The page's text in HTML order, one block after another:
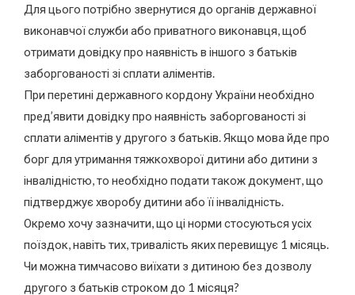
Для цього потрібно звернутися до органів державної
виконавчої служби або приватного виконавця, щоб
отримати довідку про наявність в іншого з батьків
заборгованості зі сплати аліментів.
При перетині державного кордону України необхідно
пред’явити довідку про наявність заборгованості зі
сплати аліментів у другого з батьків. Якщо мова йде про
борг для утримання тяжкохворої дитини або дитини з
інвалідністю, то необхідно подати також документ, що
підтверджує хворобу дитини або її інвалідність.
Окремо хочу зазначити, що ці норми стосуються усіх
поїздок, навіть тих, тривалість яких перевищує 1 місяць.
Чи можна тимчасово виїхати з дитиною без дозволу
другого з батьків строком до 1 місяця?